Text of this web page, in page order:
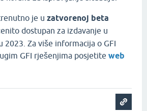
je u zatvorenoj beta
dostupan za izdavanje u
2023. Za više informacija o GFI
GFI rješenjima posjetite web